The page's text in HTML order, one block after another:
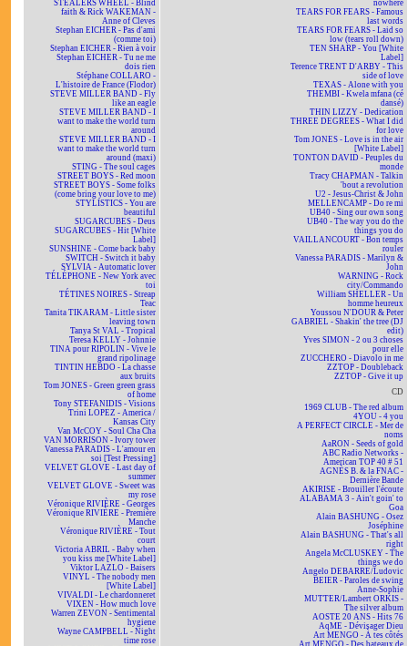
STEALERS WHEEL - Blind
faith & Rick WAKEMAN -
Anne of Cleves
Stephan EICHER - Pas d'ami
(comme toi)
Stephan EICHER - Rien à voir
Stephan EICHER - Tu ne me
dois rien
Stéphane COLLARO -
L'histoire de France (Flodor)
STEVE MILLER BAND - Fly
like an eagle
STEVE MILLER BAND - I
want to make the world turn
around
STEVE MILLER BAND - I
want to make the world turn
around (maxi)
STING - The soul cages
STREET BOYS - Red moon
STREET BOYS - Some folks
(come bring your love to me)
STYLISTICS - You are
beautiful
SUGARCUBES - Deus
SUGARCUBES - Hit [White
Label]
SUNSHINE - Come back baby
SWITCH - Switch it baby
SYLVIA - Automatic lover
TÉLÉPHONE - New York avec
toi
TÉTINES NOIRES - Streap
Teac
Tanita TIKARAM - Little sister
leaving town
Tanya St VAL - Tropical
Teresa KELLY - Johnnie
TINA pour RIPOLIN - Vive le
grand ripolinage
TINTIN HEBDO - La chasse
aux bruits
Tom JONES - Green green grass
of home
Tony STEFANIDIS - Visions
Trini LOPEZ - America /
Kansas City
Van McCOY - Soul Cha Cha
VAN MORRISON - Ivory tower
Vanessa PARADIS - L'amour en
soi [Test Pressing]
VELVET GLOVE - Last day of
summer
VELVET GLOVE - Sweet was
my rose
Véronique RIVIÈRE - Georges
Véronique RIVIÈRE - Première
Manche
Véronique RIVIÈRE - Tout
court
Victoria ABRIL - Baby when
you kiss me [White Label]
Viktor LAZLO - Baisers
VINYL - The nobody men
[White Label]
VIVALDI - Le chardonneret
VIXEN - How much love
Warren ZEVON - Sentimental
hygiene
Wayne CAMPBELL - Night
time rose
nowhere
TEARS FOR FEARS - Famous
last words
TEARS FOR FEARS - Laid so
low (tears roll down)
TEN SHARP - You [White
Label]
Terence TRENT D'ARBY - This
side of love
TEXAS - Alone with you
THEMBI - Kwela mfana (cé
dansé)
THIN LIZZY - Dedication
THREE DEGREES - What I did
for love
Tom JONES - Love is in the air
[White Label]
TONTON DAVID - Peuples du
monde
Tracy CHAPMAN - Talkin
'bout a revolution
U2 - Jesus-Christ & John
MELLENCAMP - Do re mi
UB40 - Sing our own song
UB40 - The way you do the
things you do
VAILLANCOURT - Bon temps
rouler
Vanessa PARADIS - Marilyn &
John
WARNING - Rock
city/Commando
William SHELLER - Un
homme heureux
Youssou N'DOUR & Peter
GABRIEL - Shakin' the tree (DJ
edit)
Yves SIMON - 2 ou 3 choses
pour elle
ZUCCHERO - Diavolo in me
ZZTOP - Doubleback
ZZTOP - Give it up
CD
1969 CLUB - The red album
4YOU - 4 you
A PERFECT CIRCLE - Mer de
noms
AaRON - Seeds of gold
ABC Radio Networks -
American TOP 40 # 51
AGNÈS B. & la FNAC -
Dernière Bande
AKIRISE - Brouiller l'écoute
ALABAMA 3 - Ain't goin' to
Goa
Alain BASHUNG - Osez
Joséphine
Alain BASHUNG - That's all
right
Angela McCLUSKEY - The
things we do
Angelo DEBARRE/Ludovic
BEIER - Paroles de swing
Anne-Sophie
MUTTER/Lambert ORKIS -
The silver album
AOSTE 20 ANS - Hits 76
AqME - Dévisager Dieu
Art MENGO - À tes côtés
Art MENGO - Des bateaux de